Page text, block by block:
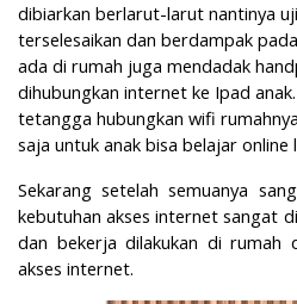
dibiarkan berlarut-larut nantinya
terselesaikan dan berdampak
ada di rumah juga mendadak
dihubungkan internet ke Ipad
tetangga hubungkan wifi
saja untuk anak bisa belajar online
Sekarang setelah semuanya
kebutuhan akses internet sangat
dan bekerja dilakukan di rumah
akses internet.